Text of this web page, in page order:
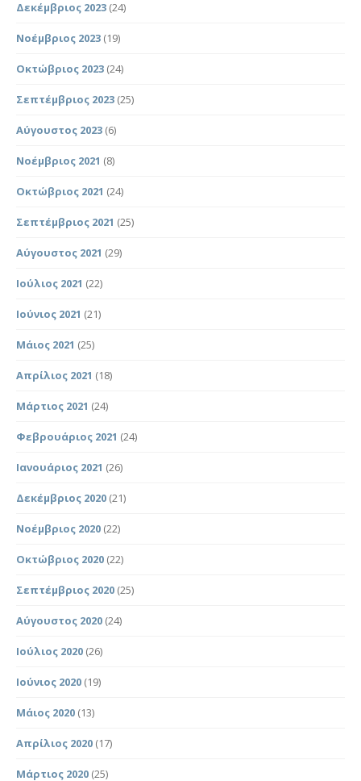
Δεκέμβριος 2023 (24)
Νοέμβριος 2023 (19)
Οκτώβριος 2023 (24)
Σεπτέμβριος 2023 (25)
Αύγουστος 2023 (6)
Νοέμβριος 2021 (8)
Οκτώβριος 2021 (24)
Σεπτέμβριος 2021 (25)
Αύγουστος 2021 (29)
Ιούλιος 2021 (22)
Ιούνιος 2021 (21)
Μάιος 2021 (25)
Απρίλιος 2021 (18)
Μάρτιος 2021 (24)
Φεβρουάριος 2021 (24)
Ιανουάριος 2021 (26)
Δεκέμβριος 2020 (21)
Νοέμβριος 2020 (22)
Οκτώβριος 2020 (22)
Σεπτέμβριος 2020 (25)
Αύγουστος 2020 (24)
Ιούλιος 2020 (26)
Ιούνιος 2020 (19)
Μάιος 2020 (13)
Απρίλιος 2020 (17)
Μάρτιος 2020 (25)